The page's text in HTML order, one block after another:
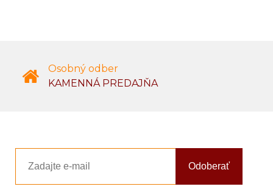
Osobný odber
KAMENNÁ PREDAJŇA
Odoberať